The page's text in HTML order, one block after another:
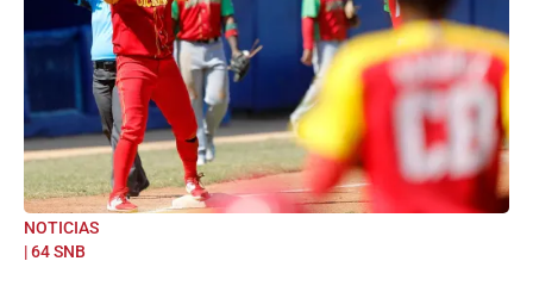
NOTICIAS
| 64 SNB